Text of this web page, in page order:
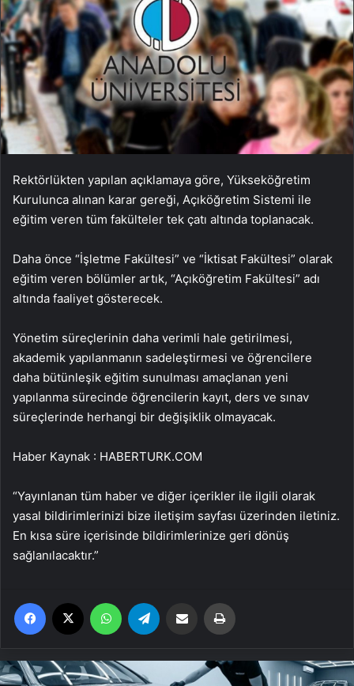
Rektörlükten yapılan açıklamaya göre, Yükseköğretim
Kurulunca alınan karar gereği, Açıköğretim Sistemi ile
eğitim veren tüm fakülteler tek çatı altında toplanacak.
Daha önce “İşletme Fakültesi” ve “İktisat Fakültesi” olarak
eğitim veren bölümler artık, “Açıköğretim Fakültesi” adı
altında faaliyet gösterecek.
Yönetim süreçlerinin daha verimli hale getirilmesi,
akademik yapılanmanın sadeleştirmesi ve öğrencilere
daha bütünleşik eğitim sunulması amaçlanan yeni
yapılanma sürecinde öğrencilerin kayıt, ders ve sınav
süreçlerinde herhangi bir değişiklik olmayacak.
Haber Kaynak : HABERTURK.COM
“Yayınlanan tüm haber ve diğer içerikler ile ilgili olarak
yasal bildirimlerinizi bize iletişim sayfası üzerinden iletiniz.
En kısa süre içerisinde bildirimlerinize geri dönüş
sağlanılacaktır.”
Facebook WhatsApp Email'den paylaş